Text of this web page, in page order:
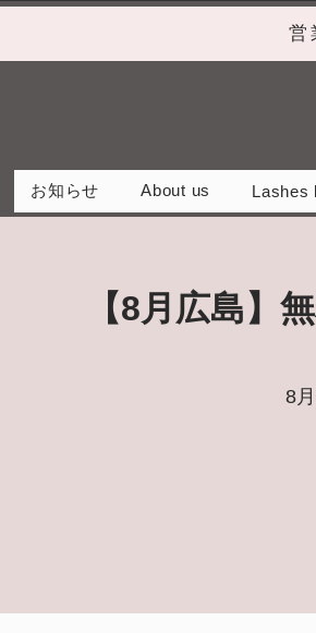
営
お知らせ About us Lashes
【8月広島】
8